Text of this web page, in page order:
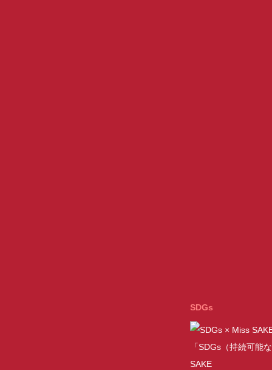
SDGs
「SDGs（持続可能
SAKE